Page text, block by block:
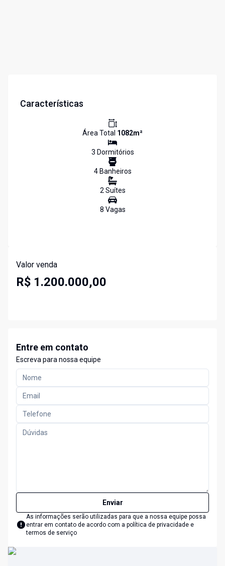
Características
Área Total 1082m²
3 Dormitórios
4Banheiros
2Suítes
8 Vagas
Valor venda
R$ 1.200.000,00
Entre em contato
Escreva para nossa equipe
Enviar
As informações serão utilizadas para que a nossa equipe possa
entrar em contato de acordo com a política de privacidade e
termos de serviço